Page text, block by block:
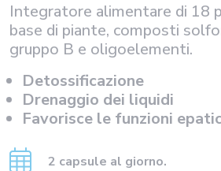
Integratore alimentare di 18
base di piante, composti
gruppo B e oligoelementi.
Detossificazione
Drenaggio dei liquidi
Favorisce le funzioni
2 capsule al giorno.